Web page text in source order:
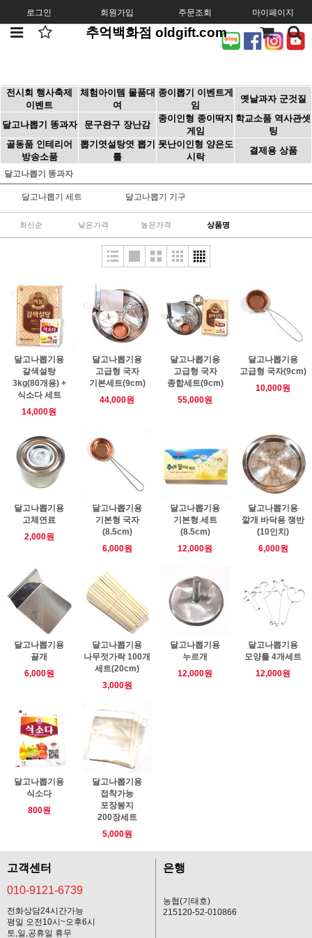
로그인 회원가입 주문조회 마이페이지
추억백화점 oldgift.com
전시회 행사축제
이벤트
체험아이템 물품대
여
종이뽑기 이벤트게
임
옛날과자 군것질
달고나뽑기 똥과자 문구완구 장난감
종이인형 종이딱지
게임
학교소품 역사관셋
팅
골동품 인테리어
방송소품
뽑기엿설탕엿 뽑기
틀
못난이인형 양은도
시락
결제용 상품
달고나뽑기 똥과자
달고나뽑기 세트 달고나뽑기 기구
최신순 낮은가격 높은가격 상품명
달고나뽑기용
갈색설탕
3kg(80개용) +
식소다 세트
14,000원
달고나뽑기용
고급형 국자
기본세트(9cm)
44,000원
달고나뽑기용
고급형 국자
종합세트(9cm)
55,000원
달고나뽑기용
고급형 국자(9cm)
10,000원
달고나뽑기용
고체연료
2,000원
달고나뽑기용
기본형 국자
(8.5cm)
6,000원
달고나뽑기용
기본형 세트
(8.5cm)
12,000원
달고나뽑기용
깔개 바닥용 쟁반
(10인치)
6,000원
달고나뽑기용
끌개
6,000원
달고나뽑기용
나무젓가락 100개
세트(20cm)
3,000원
달고나뽑기용
누르개
12,000원
달고나뽑기용
모양틀 4개세트
12,000원
달고나뽑기용
식소다
800원
달고나뽑기용
접착가능
포장봉지
200장세트
5,000원
고객센터
010-9121-6739
전화상담24시간가능
평일 오전10시~오후6시
토,일,공휴일 휴무
은행
농협(기태호)
215120-52-010866